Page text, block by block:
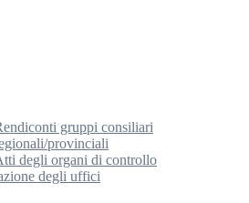
gruppi consiliari
provinciali
degli organi di controllo
degli uffici